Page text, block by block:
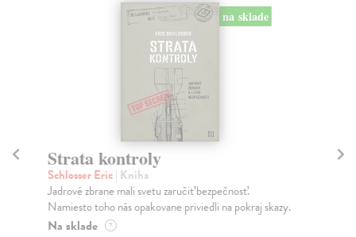
na sklade
Strata kontroly
Schlosser Eric| Kniha
Jadrové zbrane mali svetu zaručiť bezpečnosť.
Namiesto toho nás opakovane priviedli na pokraj skazy.
Na sklade ?